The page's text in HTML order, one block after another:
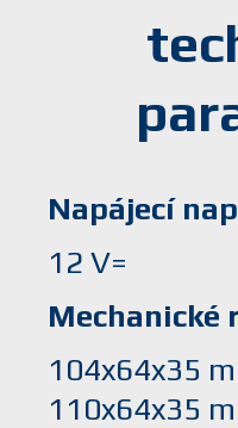
Napájecí
12 V=
Mechanické
104x64x35
110x64x35